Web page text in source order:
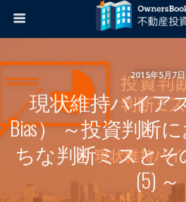
2015年5月7日
現状維持バイアス
Bias） ～投資判断
ちな判断ミスと
(5) ～